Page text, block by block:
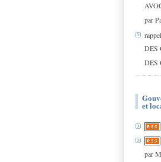
par
rappel
DES
DES
et
par